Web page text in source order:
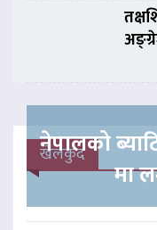
खेलकुद
नेपालको
मा